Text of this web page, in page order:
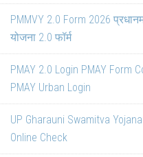
PMMVY 2.0 Form 2026
योजना 2.0 फॉर्म
PMAY 2.0 Login PMAY Form
PMAY Urban Login
UP Gharauni Swamitva
Online Check